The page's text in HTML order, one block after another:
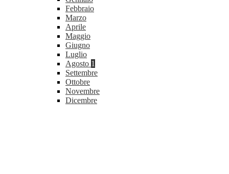
Febbraio
Marzo
Aprile
Maggio
Giugno
Luglio
Agosto 1
Settembre
Ottobre
Novembre
Dicembre